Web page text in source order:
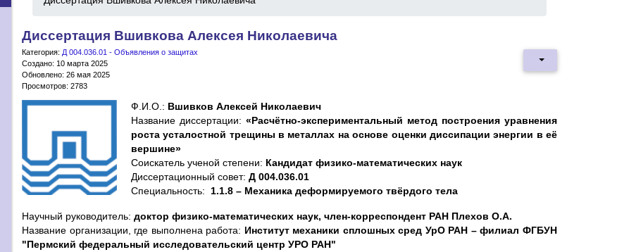
Диссертация Вшивкова Алексея Николаевича
Категория: Д 004.036.01 - Объявления о защитах
Создано: 10 марта 2025
Обновлено: 26 мая 2025
Просмотров: 2783
Ф.И.О.: Вшивков Алексей Николаевич
Название диссертации: «Расчётно-экспериментальный метод построения уравнения
роста усталостной трещины в металлах на основе оценки диссипации энергии в её
вершине»
Cоискатель ученой степени: Кандидат физико-математических наук
Диссертационный совет: Д 004.036.01
Специальность: 1.1.8 – Механика деформируемого твёрдого тела
Научный руководитель: доктор физико-математических наук, член-корреспондент РАН Плехов О.А.
Название организации, где выполнена работа: Институт механики сплошных сред УрО РАН – филиал ФГБУН
"Пермский федеральный исследовательский центр УРО РАН"